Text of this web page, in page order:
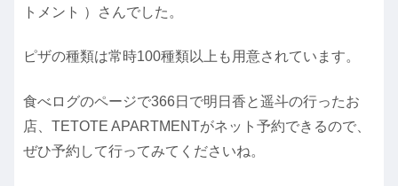
トメント ）さんでした。
ピザの種類は常時100種類以上も用意されています。
食べログのページで366日で明日香と遥斗の行ったお
店、TETOTE APARTMENTがネット予約できるので、
ぜひ予約して行ってみてくださいね。